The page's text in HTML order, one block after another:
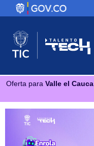
Oferta para Valle el Cauca